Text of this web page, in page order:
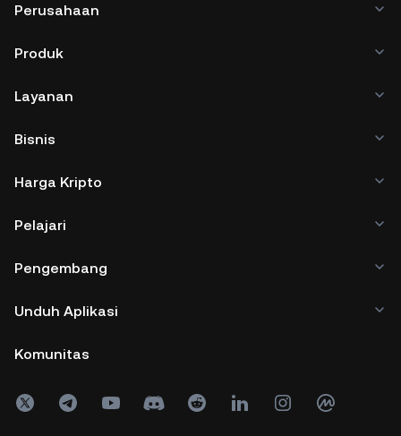
Perusahaan
Produk
Layanan
Bisnis
Harga Kripto
Pelajari
Pengembang
Unduh Aplikasi
Komunitas